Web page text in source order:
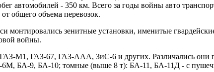
автомобилей - 350 км. Всего за годы войны авто
общего объема перевозок.
монтировались зенитные установки, именитые
войны.
ГАЗ-М1, ГАЗ-67, ГАЗ-ААА, ЗиС-6 и других. Различались
БА-9, БА-10; томные (выше 8 т): БА-11, БА-11Д - с